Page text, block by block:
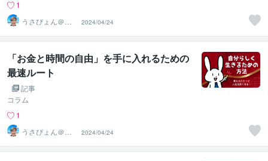
1
うさぴょん＠癒
し系アラフィフ
心寄り添い人
2024/04/24
「お金と時間の自由」を手に入れるための
最速ルート
記事
コラム
1
うさぴょん＠癒
し系アラフィフ
心寄り添い人
2024/04/24